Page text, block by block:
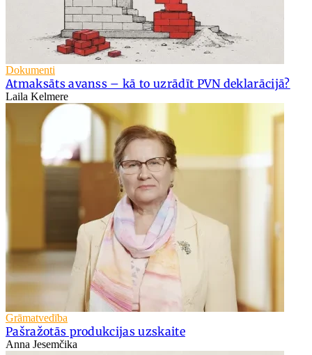
Dokumenti
Atmaksāts avanss – kā to uzrādīt PVN deklarācijā?
Laila Kelmere
Grāmatvedība
Pašražotās produkcijas uzskaite
Anna Jesemčika